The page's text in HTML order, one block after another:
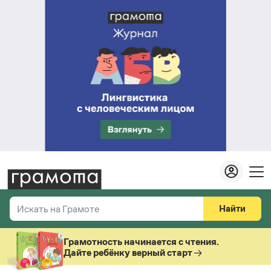
Искать на Грамоте
Справочная служба
Найти
Везде